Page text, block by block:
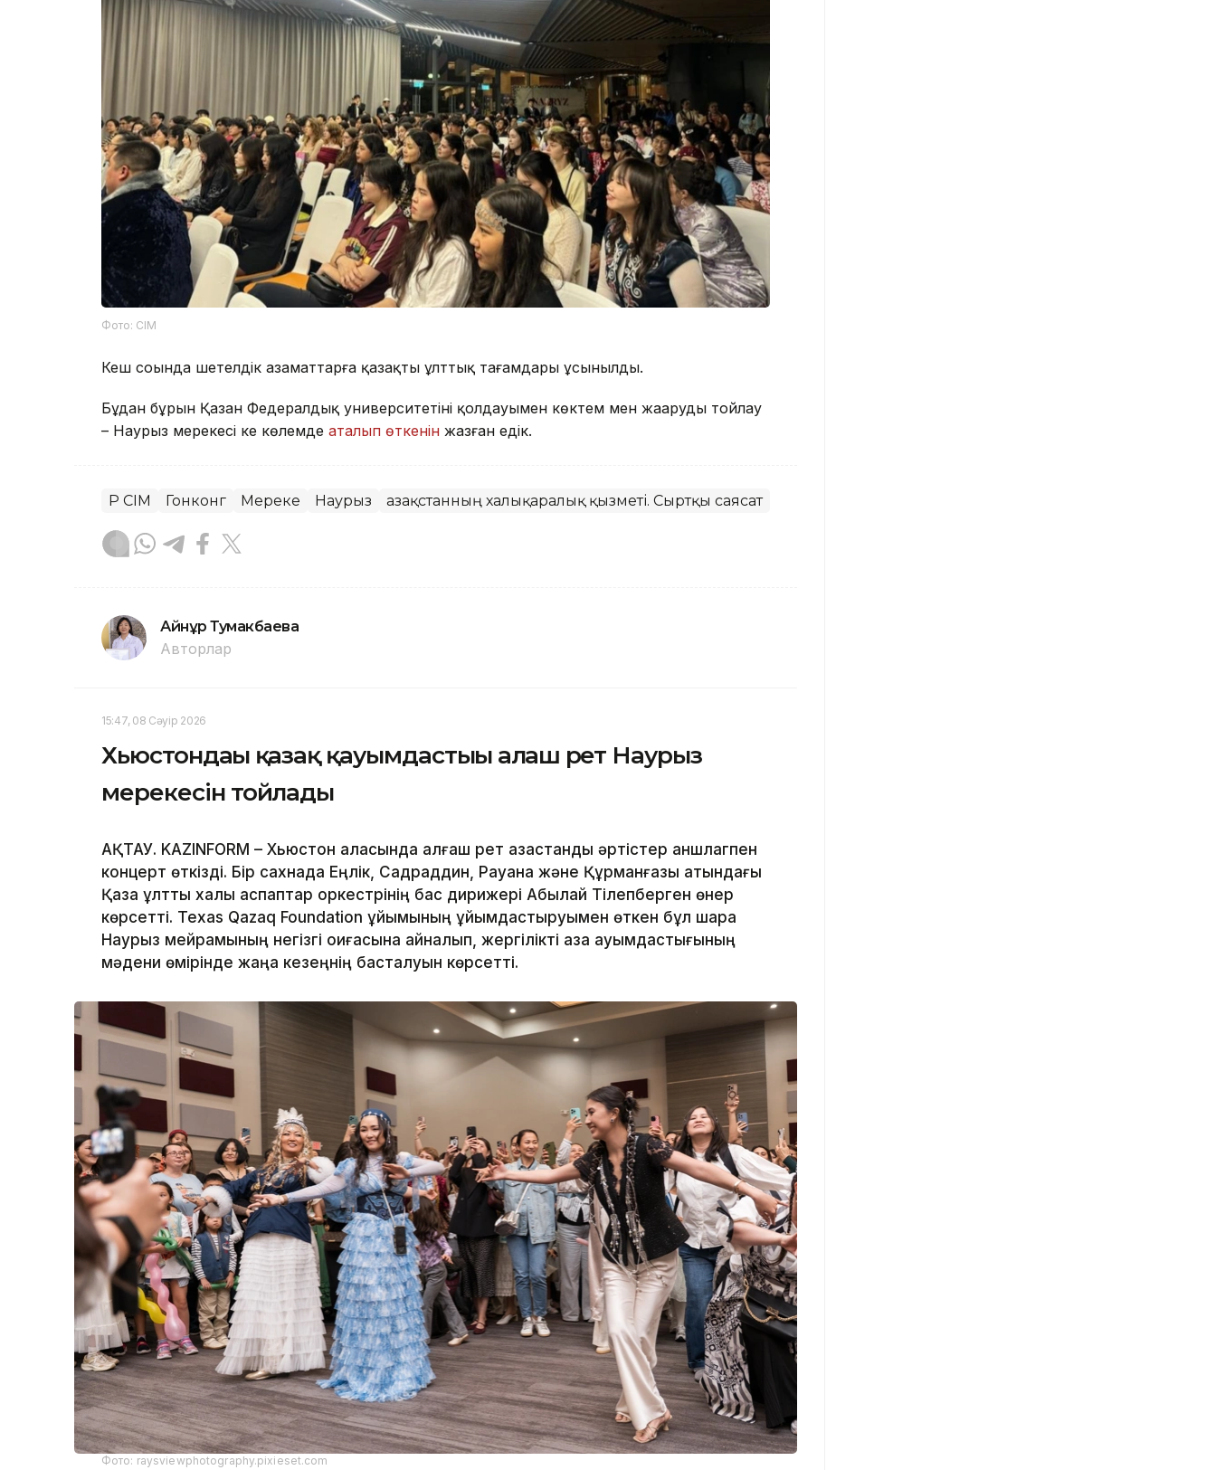
Фото: СІМ
Кеш соңында шетелдік азаматтарға қазақтың ұлттық тағамдары ұсынылды.
Бұдан бұрын Қазан Федералдық университетінің қолдауымен көктем мен жаңаруды тойлау
– Наурыз мерекесі кең көлемде аталып өткенін жазған едік.
ҚР СІМ Гонконг Мереке Наурыз Қазақстанның халықаралық қызметі. Сыртқы саясат
Айнұр Тумакбаева
Авторлар
15:47, 08 Сәуір 2026
Хьюстондағы қазақ қауымдастығы алғаш рет Наурыз
мерекесін тойлады
АҚТАУ. KAZINFORM – Хьюстон қаласында алғаш рет қазақстандық әртістер аншлагпен
концерт өткізді. Бір сахнада Еңлік, Садраддин, Рауана және Құрманғазы атындағы
Қазақ ұлттық халық аспаптар оркестрінің бас дирижері Абылай Тілепберген өнер
көрсетті. Texas Qazaq Foundation ұйымының ұйымдастыруымен өткен бұл шара
Наурыз мейрамының негізгі оқиғасына айналып, жергілікті қазақ қауымдастығының
мәдени өмірінде жаңа кезеңнің басталуын көрсетті.
Фото: raysviewphotography.pixieset.com